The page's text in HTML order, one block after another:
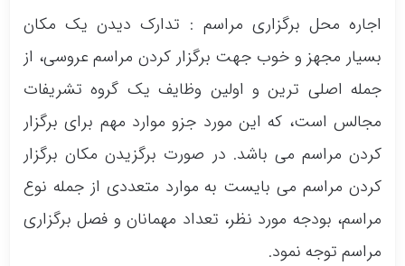
اجاره محل برگزاری مراسم : تدارک دیدن یک مکان
بسیار مجهز و خوب جهت برگزار کردن مراسم عروسی، از
جمله اصلی ترین و اولین وظایف یک گروه تشریفات
مجالس است، که این مورد جزو موارد مهم برای برگزار
کردن مراسم می باشد. در صورت برگزیدن مکان برگزار
کردن مراسم می بایست به موارد متعددی از جمله نوع
مراسم، بودجه مورد نظر، تعداد مهمانان و فصل برگزاری
مراسم توجه نمود.